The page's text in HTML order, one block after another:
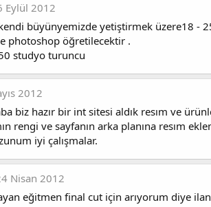
Eylül 2012
büyünyemizde yetiştirmek üzere18 -
photoshop öğretilecektir .
studyo turuncu
2012
biz hazır bir int sitesi aldık resım ve
rengi ve sayfanın arka planına resım
iyi çalışmalar.
Nisan 2012
eğitmen final cut için arıyorum diye